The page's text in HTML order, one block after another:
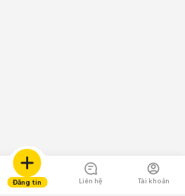
Đăng tin Liên hệ Tài khoản